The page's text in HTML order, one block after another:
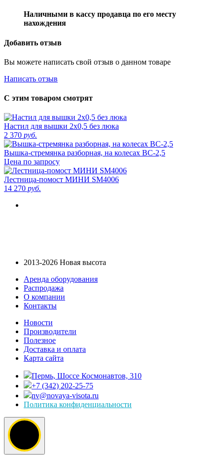
Наличными в кассу продавца по его месту
нахождения
Добавить отзыв
Вы можете написать свой отзыв о данном товаре
Написать отзыв
С этим товаром смотрят
Настил для вышки 2х0,5 без люка
2 370 руб.
Вышка-стремянка разборная, на колесах ВС-2,5
Цена по запросу
Лестница-помост МИНИ SM4006
14 270 руб.
2013-2026 Новая высота
Аренда оборудования
Распродажа
О компании
Контакты
Новости
Производители
Полезное
Доставка и оплата
Карта сайта
Пермь, Шоссе Космонавтов, 310
+7 (342) 202-25-75
nv@novaya-visota.ru
Политика конфиденциальности